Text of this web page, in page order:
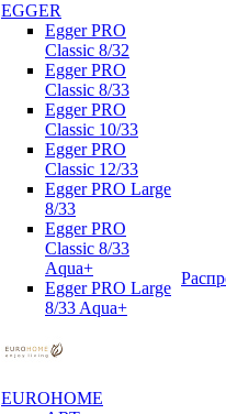
EGGER
Egger PRO
Classic 8/32
Egger PRO
Classic 8/33
Egger PRO
Classic 10/33
Egger PRO
Classic 12/33
Egger PRO Large
8/33
Egger PRO
Classic 8/33
Aqua+
Egger PRO Large
8/33 Aqua+
EUROHOME